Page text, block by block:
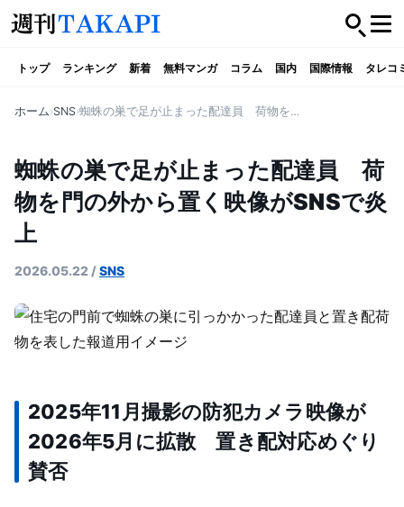
トップ ランキング 新着 無料マンガ コラム 国内 国際情報 タレコ
ホーム SNS 蜘蛛の巣で足が止まった配達員 荷物を門の外から置く映像がSNSで炎上
蜘蛛の巣で足が止まった配達員 荷
物を門の外から置く映像がSNSで炎
上
2026.05.22 /SNS
2025年11月撮影の防犯カメラ映像が
2026年5月に拡散 置き配対応めぐり
賛否